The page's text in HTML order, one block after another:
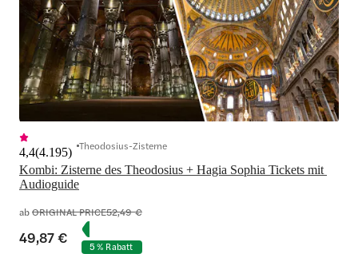
Kombi: Zisterne des Theodosius + Hagia Sophia Tickets mit
Audioguide
4,4(4.195) Theodosius-Zisterne
abORIGINAL PRICE52,49 €
49,87 € 5 % Rabatt